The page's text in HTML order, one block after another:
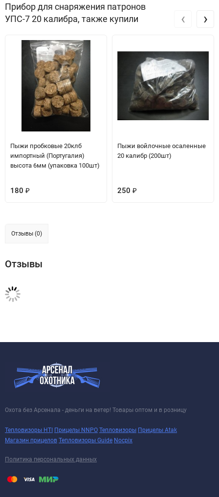
Прибор для снаряжения патронов
УПС-7 20 калибра, также купили
Пыжи пробковые 20клб
импортный (Португалия)
высота 6мм (упаковка 100шт)
180 ₽
Пыжи войлочные осаленные
20 калибр (200шт)
250 ₽
‹ ›
Отзывы (0)
Отзывы
Охота без Арсенала - деньги на ветер! Товары оптом и в розницу
Тепловизоры HTI Прицелы NNPO Тепловизоры Прицелы Atak
Магазин прицелов Тепловизоры Guide Nocpix
Политика персональных данных